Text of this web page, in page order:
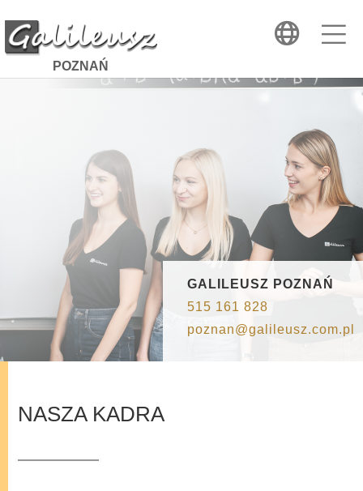
POZNAŃ
GALILEUSZ POZNAŃ
515 161 828
poznan@galileusz.com.pl
NASZA KADRA